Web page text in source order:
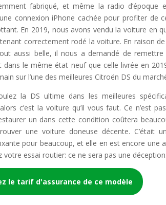
fabriqué, et même la radio d’époque
connexion iPhone cachée pour profiter de
En 2019, nous avons vendu la voiture en
correctement rodé la voiture. En raison de
aussi belle, il nous a demandé de
dans le même état neuf que celle livrée en
sur l’une des meilleures Citroën DS du
la DS ultime dans les meilleures
c’est la voiture qu’il vous faut. Ce n’est
un dans cette condition coûtera
une voiture doneuse décente. C’était
pour beaucoup, et elle en est encore une
votre essai routier: ce ne sera pas une déception.
le tarif d'assurance de ce modèle